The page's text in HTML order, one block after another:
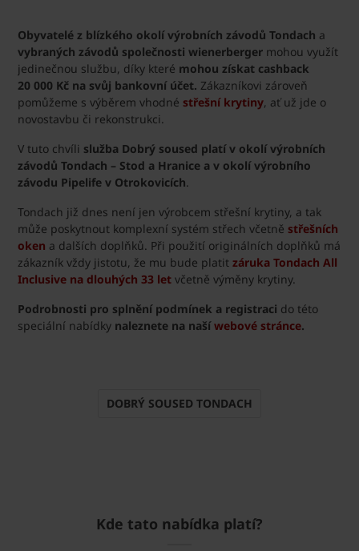
Obyvatelé z blízkého okolí výrobních závodů Tondach a
vybraných závodů společnosti wienerberger mohou využít
jedinečnou službu, díky které mohou získat cashback
20 000 Kč na svůj bankovní účet. Zákazníkovi zároveň
pomůžeme s výběrem vhodné střešní krytiny, ať už jde o
novostavbu či rekonstrukci.
V tuto chvíli služba Dobrý soused platí v okolí výrobních
závodů Tondach – Stod a Hranice a v okolí výrobního
závodu Pipelife v Otrokovicích.
Tondach již dnes není jen výrobcem střešní krytiny, a tak
může poskytnout komplexní systém střech včetně střešních
oken a dalších doplňků. Při použití originálních doplňků má
zákazník vždy jistotu, že mu bude platit záruka Tondach All
Inclusive na dlouhých 33 let včetně výměny krytiny.
Podrobnosti pro splnění podmínek a registraci do této
speciální nabídky naleznete na našíwebové stránce.
DOBRÝ SOUSED TONDACH
Kde tato nabídka platí?